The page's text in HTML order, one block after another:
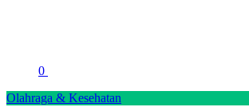
0
Olahraga & Kesehatan